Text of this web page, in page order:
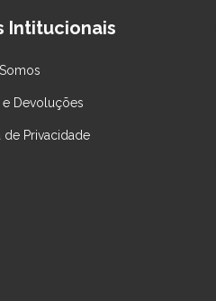
Intitucionais
e Devoluções
de Privacidade